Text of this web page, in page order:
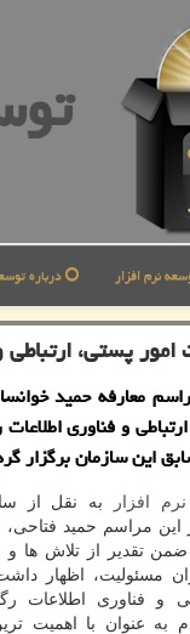
نرم افزار درباره
پستی، ارتباطی
معارفه حمید
و فناوری
این سازمان برگزار
نرم افزار
به نقل از
این مراسم حمید فتاحی،
ضمن تقدیر از تلاش ها
مسئولیت، اظهار
و فناوری اطلاعات
عنوان با اهمیت ترین